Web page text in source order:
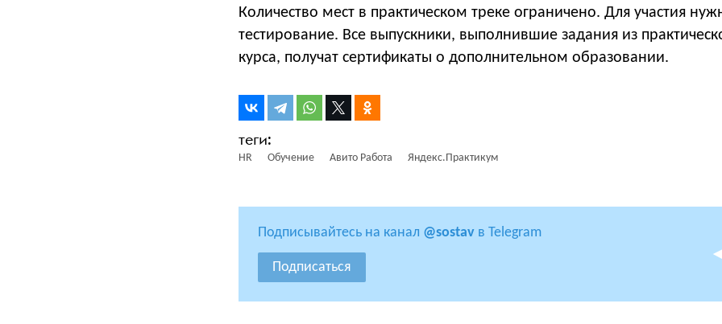
Количество мест в практическом треке ограничено. Для участия
тестирование. Все выпускники, выполнившие задания из
курса, получат сертификаты о дополнительном образовании.
HR Обучение Авито Работа Яндекс.Практикум
Подписывайтесь на канал @sostav в Telegram
Подписаться